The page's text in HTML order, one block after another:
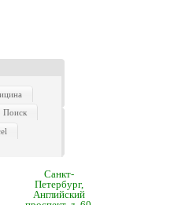
Поиск
Санкт-
Петербург,
Английский